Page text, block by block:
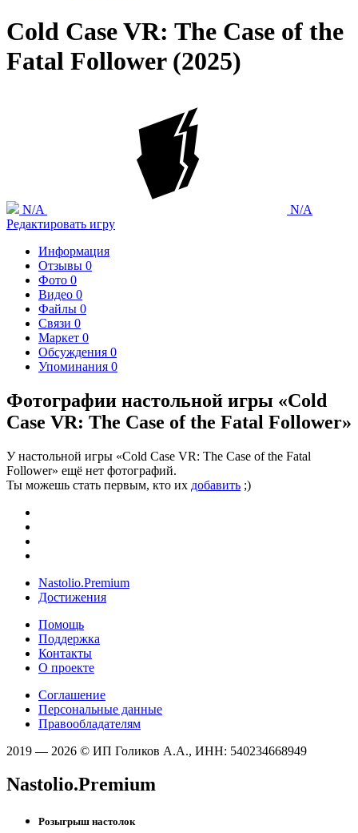
Cold Case VR: The Case of the
Fatal Follower (2025)
N/A
N/A
Редактировать игру
Информация
Отзывы 0
Фото 0
Видео 0
Файлы 0
Связи 0
Маркет 0
Обсуждения 0
Упоминания 0
Фотографии настольной игры «Cold
Case VR: The Case of the Fatal Follower»
У настольной игры «Cold Case VR: The Case of the Fatal
Follower» ещё нет фотографий.
Ты можешь стать первым, кто их добавить ;)
Nastolio.Premium
Достижения
Помощь
Поддержка
Контакты
О проекте
Соглашение
Персональные данные
Правообладателям
2019 — 2026 © ИП Голиков А.А., ИНН: 540234668949
Nastolio.Premium
Розыгрыш настолок